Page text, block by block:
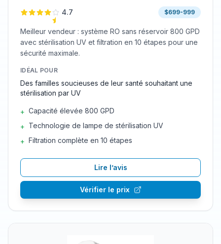
4.7 $699-999
Meilleur vendeur : système RO sans réservoir 800 GPD
avec stérilisation UV et filtration en 10 étapes pour une
sécurité maximale.
IDÉAL POUR
Des familles soucieuses de leur santé souhaitant une
stérilisation par UV
+ Capacité élevée 800 GPD
+ Technologie de lampe de stérilisation UV
+ Filtration complète en 10 étapes
Lire l’avis
Vérifier le prix